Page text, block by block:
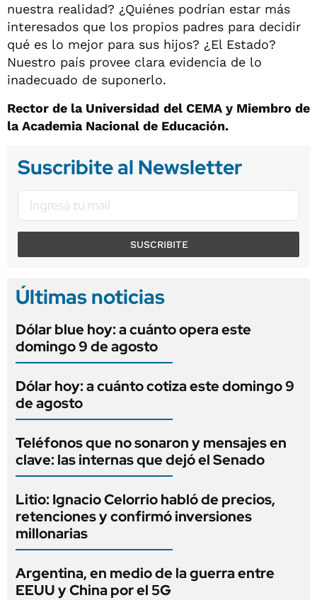
nuestra realidad? ¿Quiénes podrían estar más
interesados que los propios padres para decidir
qué es lo mejor para sus hijos? ¿El Estado?
Nuestro país provee clara evidencia de lo
inadecuado de suponerlo.
Rector de la Universidad del CEMA y Miembro de
la Academia Nacional de Educación.
Suscribite al Newsletter
SUSCRIBITE
Últimas noticias
Dólar blue hoy: a cuánto opera este
domingo 9 de agosto
Dólar hoy: a cuánto cotiza este domingo 9
de agosto
Teléfonos que no sonaron y mensajes en
clave: las internas que dejó el Senado
Litio: Ignacio Celorrio habló de precios,
retenciones y confirmó inversiones
millonarias
Argentina, en medio de la guerra entre
EEUU y China por el 5G